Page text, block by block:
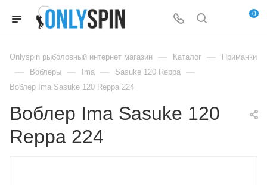
0
Onlyspin рыболовный интернет магазин — Каталог — Приманки
— Воблеры — Ima — Sasuke 120 Reppa —
Воблер Ima Sasuke 120 Reppa 224
Воблер Ima Sasuke 120
Reppa 224